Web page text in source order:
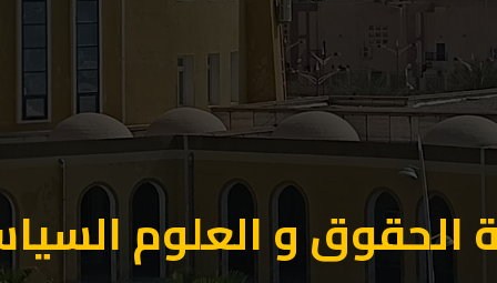
الحقوق و العلوم